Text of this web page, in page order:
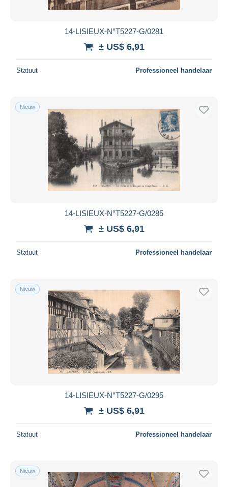
14-LISIEUX-N°T5227-G/0281
± US$ 6,91
Statuut Professioneel handelaar
Nieuw
14-LISIEUX-N°T5227-G/0285
± US$ 6,91
Statuut Professioneel handelaar
Nieuw
14-LISIEUX-N°T5227-G/0295
± US$ 6,91
Statuut Professioneel handelaar
Nieuw